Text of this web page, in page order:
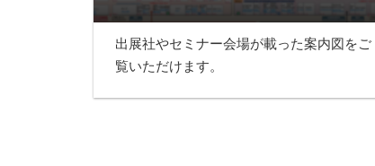
出展社やセミナー会場が載った案内図をご
覧いただけます。